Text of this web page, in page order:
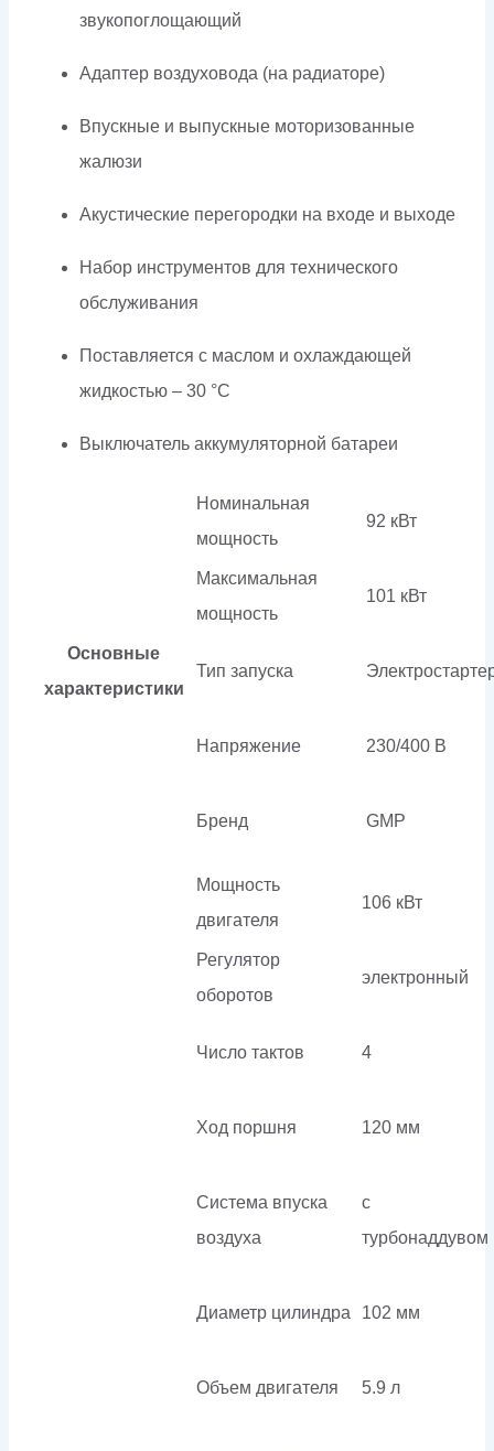
звукопоглощающий
Адаптер воздуховода (на радиаторе)
Впускные и выпускные моторизованные
жалюзи
Акустические перегородки на входе и выходе
Набор инструментов для технического
обслуживания
Поставляется с маслом и охлаждающей
жидкостью – 30 °C
Выключатель аккумуляторной батареи
Основные
характеристики
Номинальная
мощность
92 кВт
Максимальная
мощность
101 кВт
Тип запуска
Напряжение 230/400 В
Бренд GMP
Мощность
двигателя
106 кВт
Регулятор
оборотов
электронный
Число тактов 4
Ход поршня 120 мм
Система впуска
воздуха
с
турбонаддувом
Диаметр цилиндра 102 мм
Объем двигателя 5.9 л